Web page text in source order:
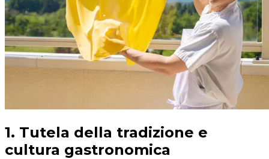
1. Tutela della tradizione e
cultura gastronomica